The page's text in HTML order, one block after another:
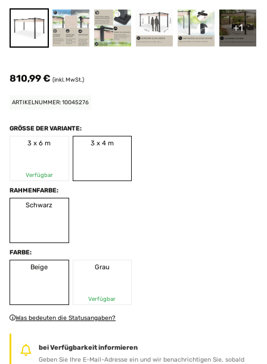
+1
810,99 € (inkl. MwSt.)
ARTIKELNUMMER: 10045276
GRÖSSE DER VARIANTE:
3 x 6 m
Verfügbar
3 x 4 m
RAHMENFARBE:
Schwarz
FARBE:
Beige
Grau
Verfügbar
Was bedeuten die Statusangaben?
bei Verfügbarkeit informieren
Geben Sie Ihre E-Mail-Adresse ein und wir benachrichtigen Sie, sobald